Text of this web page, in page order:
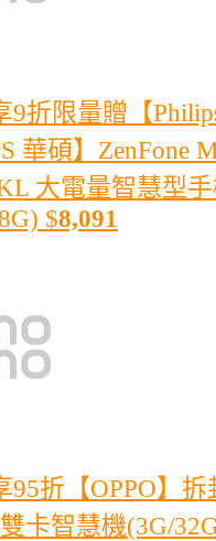
9折限量贈【
華碩】ZenFone
大電量智慧型
$8,091
95折 【OPPO】
卡智慧機(3G/